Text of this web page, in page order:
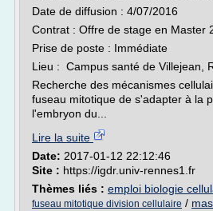
Date de diffusion : 4/07/2016
Contrat : Offre de stage en Master
Prise de poste : Immédiate
Lieu : Campus santé de Villejean,
Recherche des mécanismes
fuseau mitotique de s'adapter à la
l'embryon du...
Lire la suite
Date: 2017-01-12 22:12:46
Site : https://igdr.univ-rennes1.fr
Thèmes liés : emploi biologie
fuseau mitotique division cellulaire /